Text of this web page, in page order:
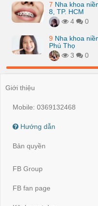
7 Nha khoa
8, TP. HCM
4
0
9 Nha khoa
Phú Thọ
3
0
Giới thiệu
Mobile: 0369132468
Hướng dẫn
Bản quyền
FB Group
FB fan page